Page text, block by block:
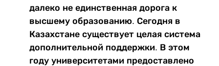
далеко не единственная дорога к
высшему образованию. Сегодня в
Казахстане существует целая система
дополнительной поддержки. В этом
году университетами предоставлено